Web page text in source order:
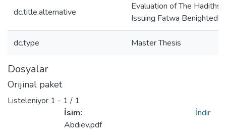
dc.title.alternative
Evaluation of The Hadiths
Issuing Fatwa Benightedly
dc.type Master Thesis
Dosyalar
Orijinal paket
Listeleniyor 1 - 1 / 1
İsim:
Abdıev.pdf
İndir